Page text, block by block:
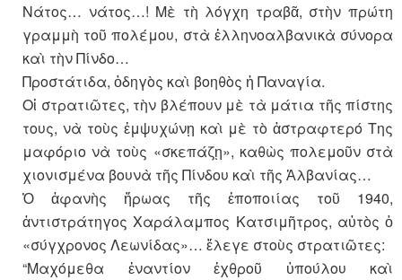
Νάτος… νάτος…! Μὲ τὴ λόγχη τραβᾶ, στὴν πρώτη
γραμμὴ τοῦ πολέμου, στὰ ἑλληνοαλβανικὰ σύνορα
καὶ τὴν Πίνδο…
Προστάτιδα, ὁδηγὸς καὶ βοηθὸς ἡ Παναγία.
Οἱ στρατιῶτες, τὴν βλέπουν μὲ τὰ μάτια τῆς πίστης
τους, νὰ τοὺς ἐμψυχώνῃ καὶ μὲ τὸ ἀστραφτερό Της
μαφόριο νὰ τοὺς «σκεπάζῃ», καθὼς πολεμοῦν στὰ
χιονισμένα βουνὰ τῆς Πίνδου καὶ τῆς Ἀλβανίας…
Ὁ ἀφανὴς ἥρωας τῆς ἐποποιίας τοῦ 1940,
ἀντιστράτηγος Χαράλαμπος Κατσιμῆτρος, αὐτὸς ὁ
«σύγχρονος Λεωνίδας»… ἔλεγε στοὺς στρατιῶτες:
“Μαχόμεθα ἐναντίον ἐχθροῦ ὑπούλου καὶ